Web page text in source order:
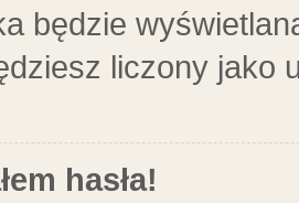
będzie
liczony jako
hasła!